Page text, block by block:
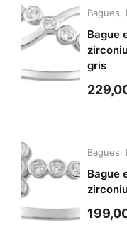
Bagues
Bague
gris
Bagues
Bague